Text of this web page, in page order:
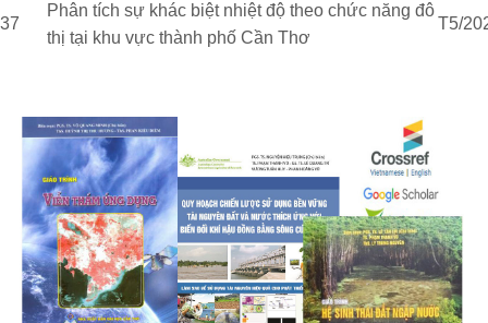
37
Phân tích sự khác biệt nhiệt độ theo chức năng đô
thị tại khu vực thành phố Cần Thơ
T5/